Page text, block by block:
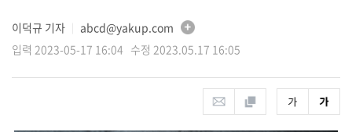
이덕규 기자
abcd@yakup.com
입력 2023-05-17 16:04 수정 2023.05.17 16:05